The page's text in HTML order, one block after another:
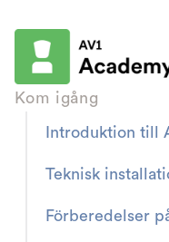
Kom igång
Introduktion till
Teknisk
Förberedelser
Troubeshooting